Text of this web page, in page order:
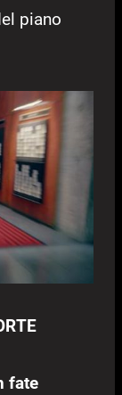
piano
fate